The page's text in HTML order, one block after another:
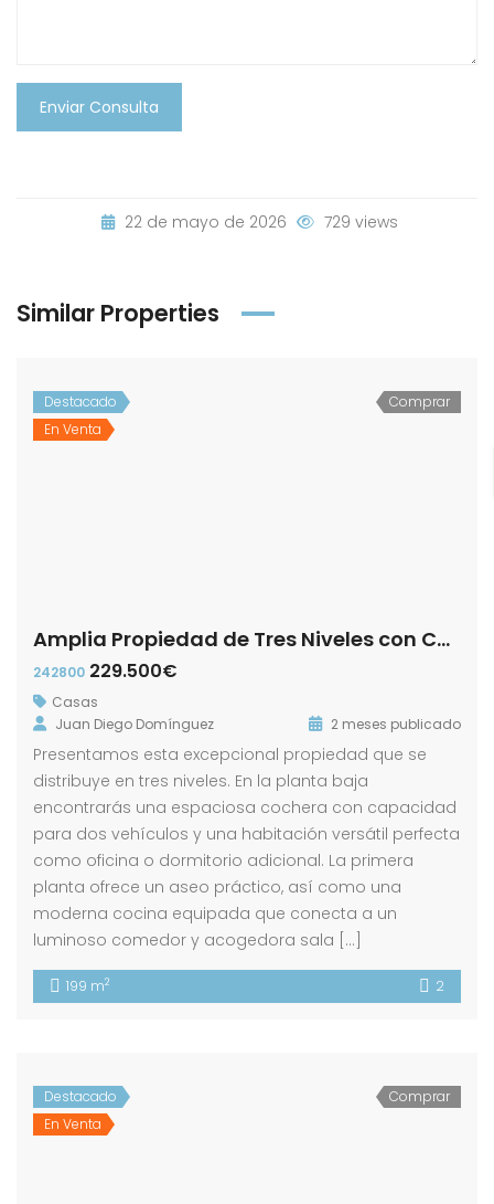
Enviar Consulta
22 de mayo de 2026 729 views
Similar Properties
Destacado
En Venta
Comprar
Amplia Propiedad de Tres Niveles con Cochera y Patio en calle Luis Daoiz!
242800 229.500€
Casas
Juan Diego Domínguez
2 meses publicado
Presentamos esta excepcional propiedad que se
distribuye en tres niveles. En la planta baja
encontrarás una espaciosa cochera con capacidad
para dos vehículos y una habitación versátil perfecta
como oficina o dormitorio adicional. La primera
planta ofrece un aseo práctico, así como una
moderna cocina equipada que conecta a un
luminoso comedor y acogedora sala […]
199 m2 2
Destacado
En Venta
Comprar